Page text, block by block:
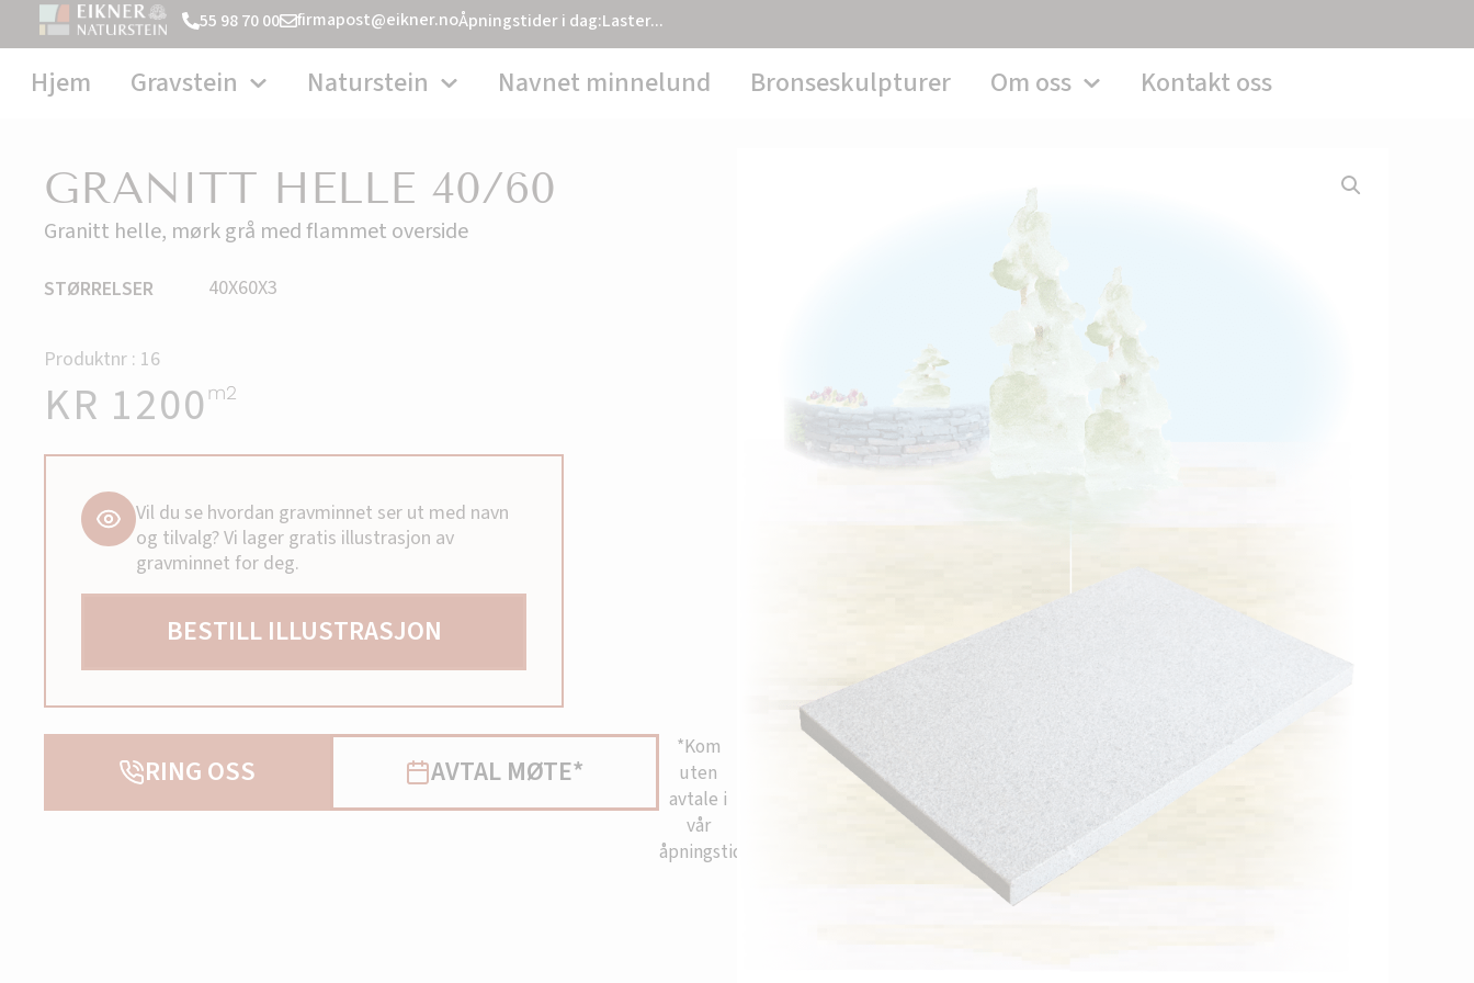
55 98 70 00 firmapost@eikner.noÅpningstider i dag:Laster...
Hjem Gravstein Naturstein Navnet minnelund Bronseskulpturer Om oss Kontakt oss
GRANITT HELLE 40/60
Granitt helle, mørk grå med flammet overside
STØRRELSER 40X60X3
Produktnr : 16
KR 1200 m2
Vil du se hvordan gravminnet ser ut med navn
og tilvalg? Vi lager gratis illustrasjon av
gravminnet for deg.
BESTILL ILLUSTRASJON
RING OSS AVTAL MØTE*
*Kom
uten
avtale i
vår
åpningstid